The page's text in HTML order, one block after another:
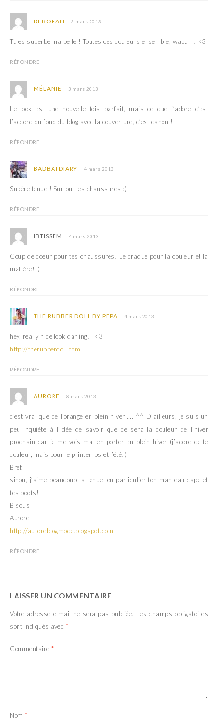
DEBORAH 3 mars 2013
Tu es superbe ma belle ! Toutes ces couleurs ensemble, waouh ! <3
RÉPONDRE
MÉLANIE 3 mars 2013
Le look est une nouvelle fois parfait, mais ce que j’adore c’est
l’accord du fond du blog avec la couverture, c’est canon !
RÉPONDRE
BADBATDIARY 4 mars 2013
Supère tenue ! Surtout les chaussures :)
RÉPONDRE
IBTISSEM 4 mars 2013
Coup de coeur pour tes chaussures! Je craque pour la couleur et la
matière! :)
RÉPONDRE
THE RUBBER DOLL BY PEPA 4 mars 2013
hey, really nice look darling!! <3
http://therubberdoll.com
RÉPONDRE
AURORE 8 mars 2013
c’est vrai que de l’orange en plein hiver …. ^^ D’ailleurs, je suis un
peu inquiète à l’idée de savoir que ce sera la couleur de l’hiver
prochain car je me vois mal en porter en plein hiver (j’adore cette
couleur, mais pour le printemps et l’été!)
Bref.
sinon, j’aime beaucoup ta tenue, en particulier ton manteau cape et
tes boots!
Bisous
Aurore
http://auroreblogmode.blogspot.com
RÉPONDRE
LAISSER UN COMMENTAIRE
Votre adresse e-mail ne sera pas publiée. Les champs obligatoires
sont indiqués avec *
Commentaire *
Nom *